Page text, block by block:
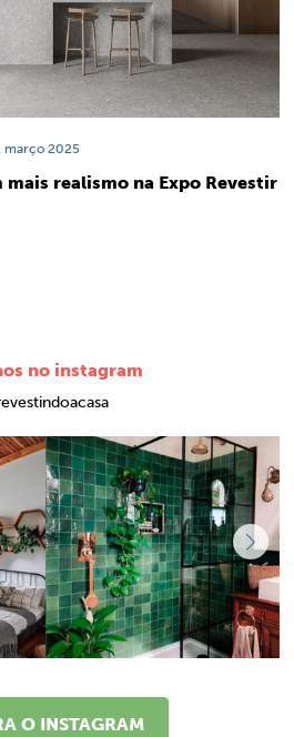
março 2025
mais realismo na Expo Revestir
no instagram
O INSTAGRAM